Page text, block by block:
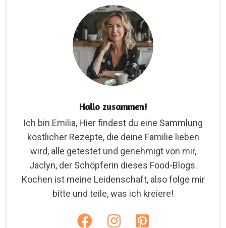
Hallo zusammen!
Ich bin Emilia, Hier findest du eine Sammlung
köstlicher Rezepte, die deine Familie lieben
wird, alle getestet und genehmigt von mir,
Jaclyn, der Schöpferin dieses Food-Blogs.
Kochen ist meine Leidenschaft, also folge mir
bitte und teile, was ich kreiere!